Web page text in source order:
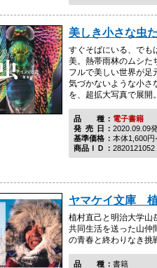
美しき小さな虫
すぐそばにいる、でも
美。熱帯雨林のムシた
フルで美しい世界が足
気づかないような小さ
を、超拡大写真で展開
品種電子書籍
発売日 2020.09.09
基準価格
本体1,600円
商品ＩＤ
2820121052
ヤマケイ文庫
植村直己と明治大学山
共同生活を送った山仲
の青春と終わりなき挑
品種書籍